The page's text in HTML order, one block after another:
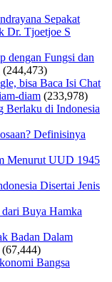
Sepakat
Dr. Tjoetjoe S
dengan Fungsi dan
(244,473)
bisa Baca Isi Chat
diam (233,978)
Berlaku di Indonesia
Definisinya
Menurut UUD 1945
Disertai Jenis
Buya Hamka
Badan Dalam
(67,444)
Bangsa